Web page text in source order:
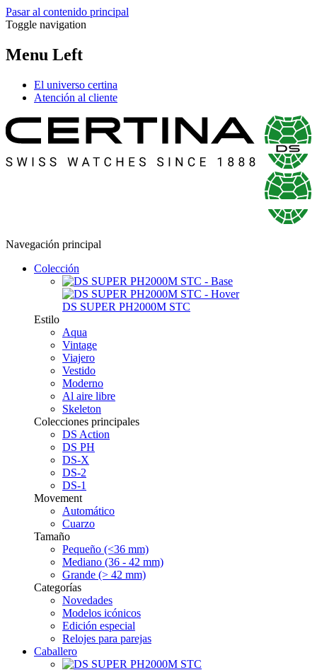
Pasar al contenido principal
Toggle navigation
Menu Left
El universo certina
Atención al cliente
Navegación principal
Colección
DS SUPER PH2000M STC
Estilo
Aqua
Vintage
Viajero
Vestido
Moderno
Al aire libre
Skeleton
Colecciones principales
DS Action
DS PH
DS-X
DS-2
DS-1
Movement
Automático
Cuarzo
Tamaño
Pequeño (<36 mm)
Mediano (36 - 42 mm)
Grande (> 42 mm)
Categorías
Novedades
Modelos icónicos
Edición especial
Relojes para parejas
Caballero